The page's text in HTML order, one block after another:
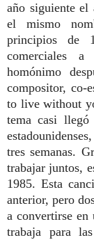
año siguiente
el mismo
principios de
comerciales
homónimo
compositor, co-
to live without
tema casi
tres semanas.
trabajar juntos,
1985. Esta
anterior, pero
a convertirse
trabaja para